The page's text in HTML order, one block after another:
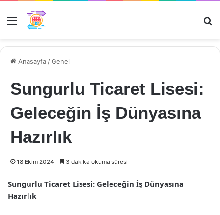
Menü
Anasayfa /Genel
Sungurlu Ticaret Lisesi:
Geleceğin İş Dünyasına
Hazırlık
18 Ekim 2024 3 dakika okuma süresi
Sungurlu Ticaret Lisesi: Geleceğin İş Dünyasına
Hazırlık